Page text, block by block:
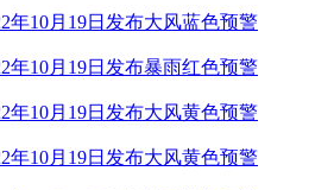
年10月19日发布大风蓝色预警
年10月19日发布暴雨红色预警
年10月19日发布大风黄色预警
年10月19日发布大风黄色预警